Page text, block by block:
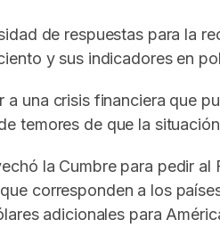
de respuestas para la
y sus indicadores en
una crisis financiera que
temores de que la
la Cumbre para pedir
corresponden a los
adicionales para